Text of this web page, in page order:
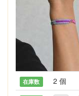
在庫数 2 個